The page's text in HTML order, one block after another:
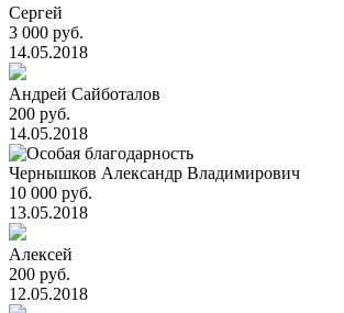
Сергей
3 000 руб.
14.05.2018
Андрей Сайботалов
200 руб.
14.05.2018
Чернышков Александр Владимирович
10 000 руб.
13.05.2018
Алексей
200 руб.
12.05.2018